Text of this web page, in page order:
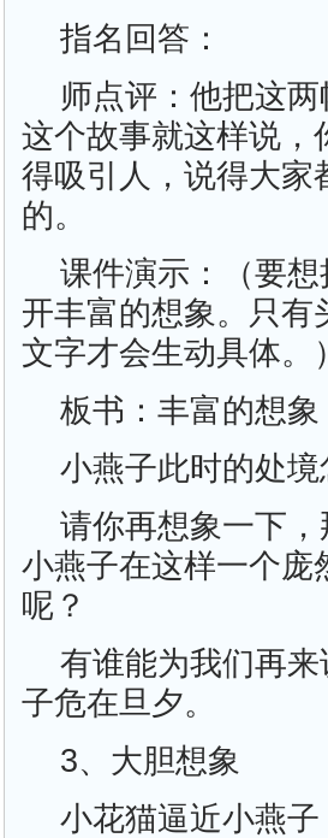
指名回答：
师点评：他把这
这个故事就这样说，
得吸引人，说得大家
的。
课件演示：（要
开丰富的想象。只有
文字才会生动具体。）
板书：丰富的想象
小燕子此时的处境
请你再想象一下
小燕子在这样一个庞
呢？
有谁能为我们再
子危在旦夕。
3、大胆想象
小花猫逼近小燕